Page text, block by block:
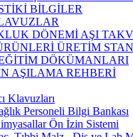
BİLGİLER
DÖNEMİ AŞI
ÜRETİM
DÖKÜMANLARI
AŞILAMA REHBERİ
Klavuzları
Personeli Bilgi Bankası
Ön İzin Sistemi